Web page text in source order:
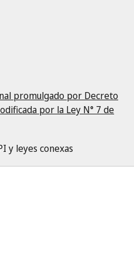
promulgado por Decreto
por la Ley N° 7 de
y leyes conexas